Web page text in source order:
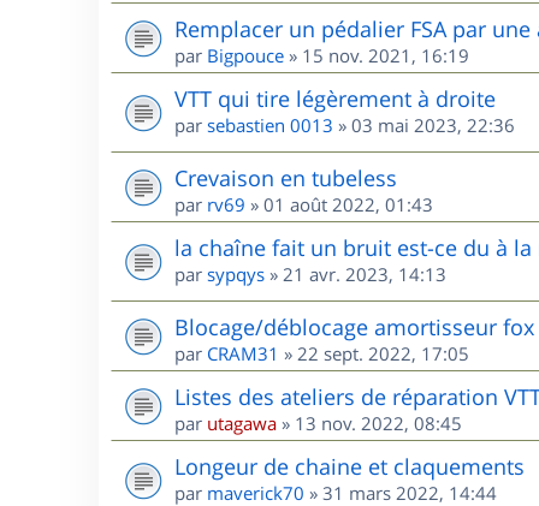
Remplacer un pédalier FSA par
par Bigpouce » 15 nov. 2021, 16:19
VTT qui tire légèrement à droite
par sebastien 0013 » 03 mai 2023, 22:36
Crevaison en tubeless
par rv69 » 01 août 2022, 01:43
la chaîne fait un bruit est-ce du à la
par sypqys » 21 avr. 2023, 14:13
Blocage/déblocage amortisseur
par CRAM31 » 22 sept. 2022, 17:05
Listes des ateliers de réparation
par utagawa » 13 nov. 2022, 08:45
Longeur de chaine et claquements
par maverick70 » 31 mars 2022, 14:44